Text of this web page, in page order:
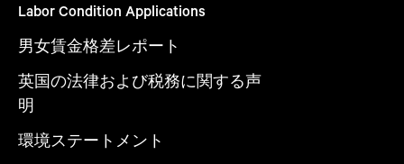
Labor Condition Applications
男女賃金格差レポート
英国の法律および税務に関する声
明
環境ステートメント